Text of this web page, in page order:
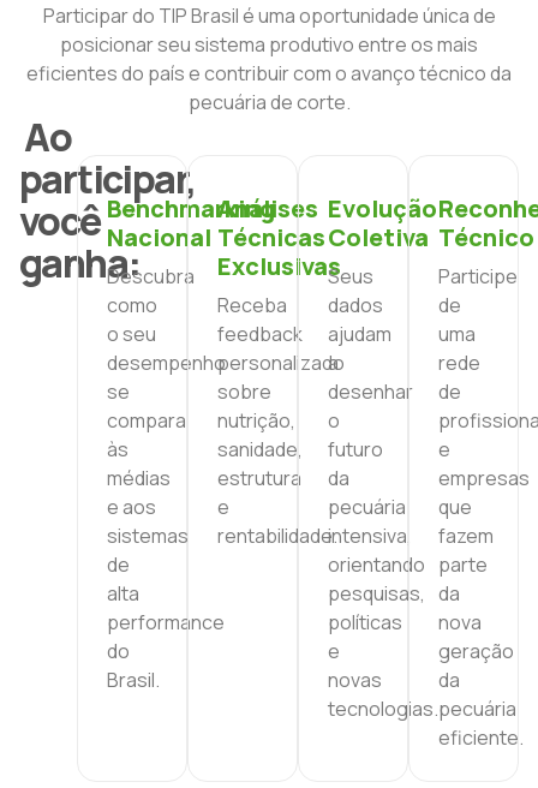
Participar do TIP Brasil é uma oportunidade única de
posicionar seu sistema produtivo entre os mais
eficientes do país e contribuir com o avanço técnico da
pecuária de corte.
Ao
participar,
você
ganha:
Benchmarking
Nacional
Descubra
como
o seu
desempenho
se
compara
às
médias
e aos
sistemas
de
alta
performance
do
Brasil.
Análises
Técnicas
Exclusivas
Receba
feedback
personalizado
sobre
nutrição,
sanidade,
estrutura
e
rentabilidade.
Evolução
Coletiva
Seus
dados
ajudam
a
desenhar
o
futuro
da
pecuária
intensiva,
orientando
pesquisas,
políticas
e
novas
tecnologias.
Técnico
Participe
de
uma
rede
de
e
empresas
que
fazem
parte
da
nova
geração
da
pecuária
eficiente.